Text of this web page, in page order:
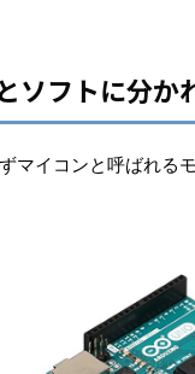
ソフトに分か
マイコンと呼ばれる